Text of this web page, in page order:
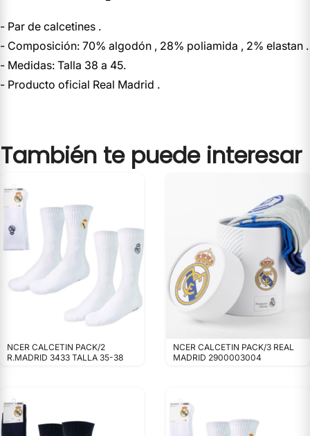
- Par de calcetines .
- Composición: 70% algodón , 28% poliamida , 2% elastan .
- Medidas: Talla 38 a 45.
- Producto oficial Real Madrid .
También te puede interesar
NCER CALCETIN PACK/2
R.MADRID 3433 TALLA 35-38
NCER CALCETIN PACK/3 REAL
MADRID 2900003004